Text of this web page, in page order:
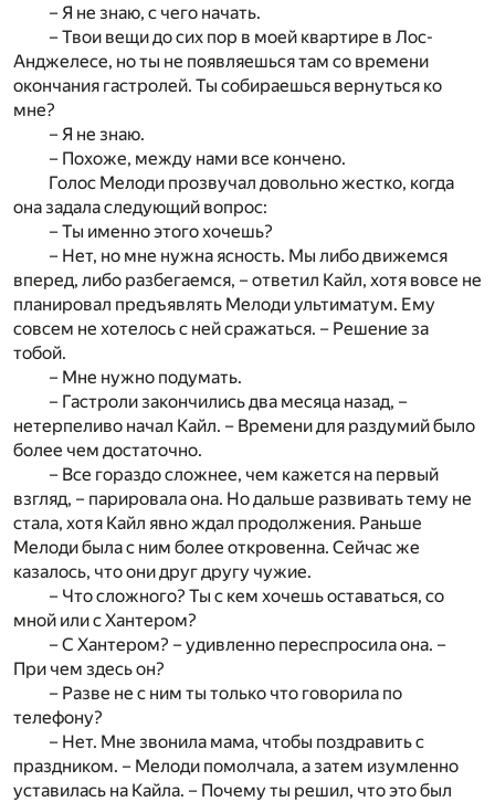
– Я не знаю, с чего начать.
– Твои вещи до сих пор в моей квартире в Лос-
Анджелесе, но ты не появляешься там со времени
окончания гастролей. Ты собираешься вернуться ко
мне?
– Я не знаю.
– Похоже, между нами все кончено.
Голос Мелоди прозвучал довольно жестко, когда
она задала следующий вопрос:
– Ты именно этого хочешь?
– Нет, но мне нужна ясность. Мы либо движемся
вперед, либо разбегаемся, – ответил Кайл, хотя вовсе не
планировал предъявлять Мелоди ультиматум. Ему
совсем не хотелось с ней сражаться. – Решение за
тобой.
– Мне нужно подумать.
– Гастроли закончились два месяца назад, –
нетерпеливо начал Кайл. – Времени для раздумий было
более чем достаточно.
– Все гораздо сложнее, чем кажется на первый
взгляд, – парировала она. Но дальше развивать тему не
стала, хотя Кайл явно ждал продолжения. Раньше
Мелоди была с ним более откровенна. Сейчас же
казалось, что они друг другу чужие.
– Что сложного? Ты с кем хочешь оставаться, со
мной или с Хантером?
– С Хантером? – удивленно переспросила она. –
При чем здесь он?
– Разве не с ним ты только что говорила по
телефону?
– Нет. Мне звонила мама, чтобы поздравить с
праздником. – Мелоди помолчала, а затем изумленно
уставилась на Кайла. – Почему ты решил, что это был